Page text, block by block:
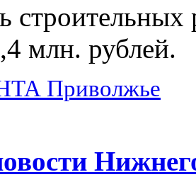
строительных
млн. рублей.
Приволжье